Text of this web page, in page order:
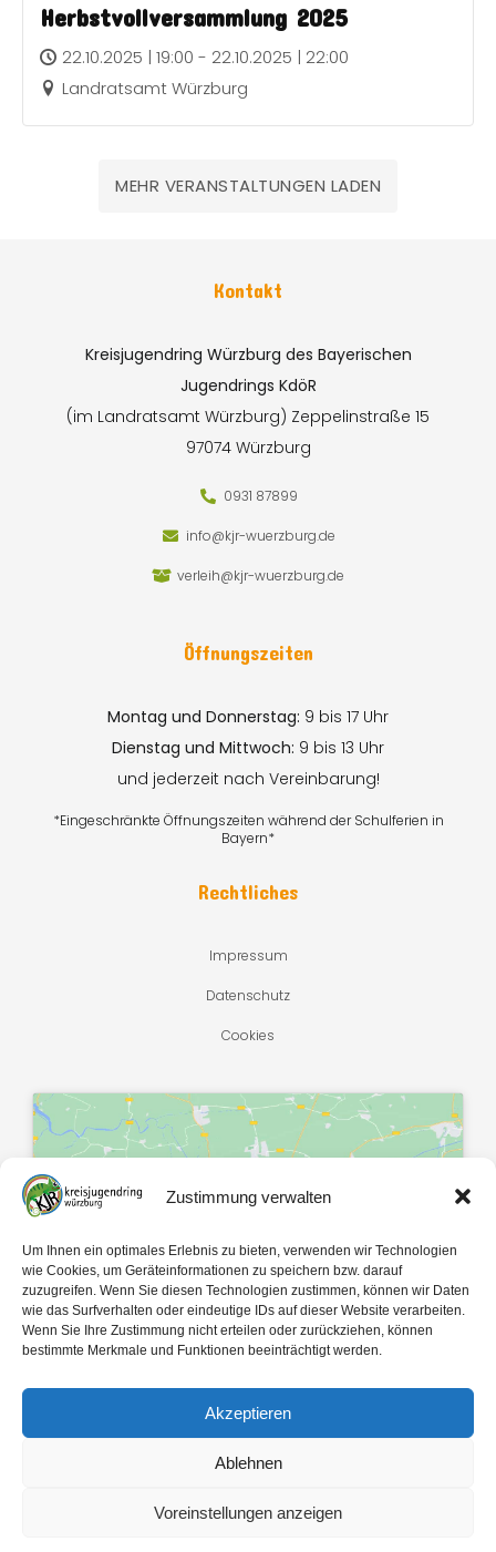
Zustimmung verwalten
Um Ihnen ein optimales Erlebnis zu bieten, verwenden wir Technologien
wie Cookies, um Geräteinformationen zu speichern bzw. darauf
zuzugreifen. Wenn Sie diesen Technologien zustimmen, können wir Daten
wie das Surfverhalten oder eindeutige IDs auf dieser Website verarbeiten.
Wenn Sie Ihre Zustimmung nicht erteilen oder zurückziehen, können
bestimmte Merkmale und Funktionen beeinträchtigt werden.
Akzeptieren
Ablehnen
Voreinstellungen anzeigen
Herbstvollversammlung 2025
22.10.2025 | 19:00 - 22.10.2025 | 22:00
Landratsamt Würzburg
MEHR VERANSTALTUNGEN LADEN
Kontakt
Kreisjugendring Würzburg des Bayerischen
Jugendrings KdöR
(im Landratsamt Würzburg) Zeppelinstraße 15
97074 Würzburg
0931 87899
info@kjr-wuerzburg.de
verleih@kjr-wuerzburg.de
Öffnungszeiten
Montag und Donnerstag: 9 bis 17 Uhr
Dienstag und Mittwoch: 9 bis 13 Uhr
und jederzeit nach Vereinbarung!
*Eingeschränkte Öffnungszeiten während der Schulferien in
Bayern*
Rechtliches
Impressum
Datenschutz
Cookies
akzeptieren und diesen Inhalt zu
aktivieren
Mit 🤍 gemacht vonegopol
Kreisjugendring Würzburg des Bayerischen Jugendrings KdöR